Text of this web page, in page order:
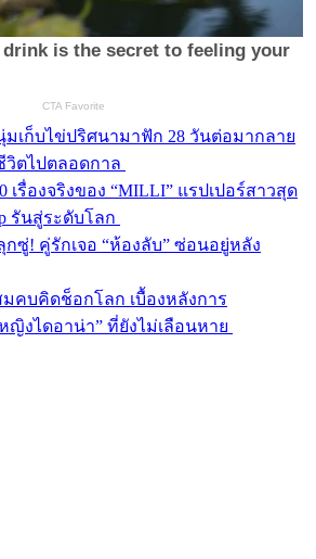
เก็บไข่ปริศนามาฟัก 28 วันต่อมากลาย
วิตไปตลอดกาล
เรื่องจริงของ “MILLI” แรปเปอร์สาวสุด
รันสู่ระดับโลก
ซู่! คู่รักเจอ “ห้องลับ” ซ่อนอยู่หลัง
คบคิดช็อกโลก เบื้องหลังการ
ญิงไดอาน่า” ที่ยังไม่เลือนหาย